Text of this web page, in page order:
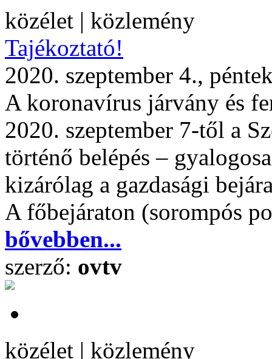
közélet | közlemény
Tajékoztató!
2020. szeptember 4.,
A koronavírus járvány és
2020. szeptember 7-től a
történő belépés –
kizárólag a gazdasági
A főbejáraton (sorompós
bővebben...
szerző: ovtv
közélet | közlemény